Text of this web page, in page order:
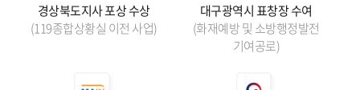
경상북도지사 포상 수상
(119종합상황실 이전 사업)
대구광역시 표창장 수여
(화재예방 및 소방행정발전
기여공로)